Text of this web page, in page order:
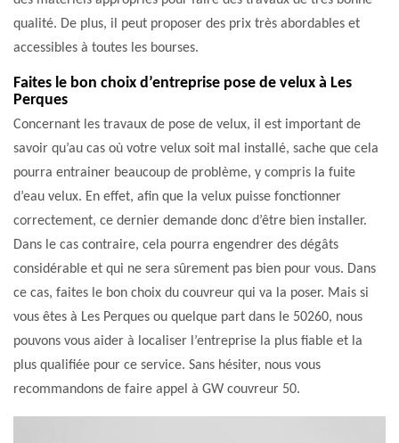
qualité. De plus, il peut proposer des prix très abordables et
accessibles à toutes les bourses.
Faites le bon choix d’entreprise pose de velux à Les
Perques
Concernant les travaux de pose de velux, il est important de
savoir qu’au cas où votre velux soit mal installé, sache que cela
pourra entrainer beaucoup de problème, y compris la fuite
d’eau velux. En effet, afin que la velux puisse fonctionner
correctement, ce dernier demande donc d’être bien installer.
Dans le cas contraire, cela pourra engendrer des dégâts
considérable et qui ne sera sûrement pas bien pour vous. Dans
ce cas, faites le bon choix du couvreur qui va la poser. Mais si
vous êtes à Les Perques ou quelque part dans le 50260, nous
pouvons vous aider à localiser l’entreprise la plus fiable et la
plus qualifiée pour ce service. Sans hésiter, nous vous
recommandons de faire appel à GW couvreur 50.